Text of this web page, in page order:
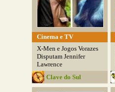
Cinema e TV
X-Men e Jogos Vorazes
Disputam Jennifer
Lawrence
Clave do Sul